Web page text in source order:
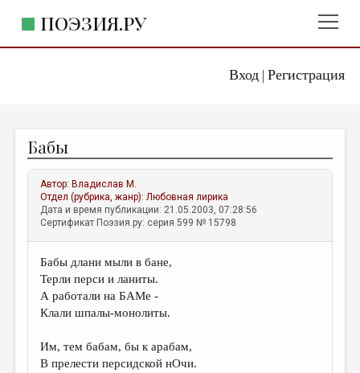
Вход| Регистрация
ПОЭЗИЯ.РУ
ЖАНРЫ
АВТОРЫ
КОММЕНТАРИИ
ЛИТСАЛОН
НОВОСТИ
ПРАВИЛА САЙТА
ИЗБРАННОЕ
Бабы
Автор: Владислав М.
Отдел (рубрика, жанр):Любовная лирика
Дата и время публикации: 21.05.2003, 07:28:56
Сертификат Поэзия.ру: серия 599 № 15798
Бабы длани мыли в бане,
Терли перси и ланиты.
А работали на БАМе -
Клали шпалы-монолиты.
Им, тем бабам, бы к арабам,
В прелести персидской нОчи.